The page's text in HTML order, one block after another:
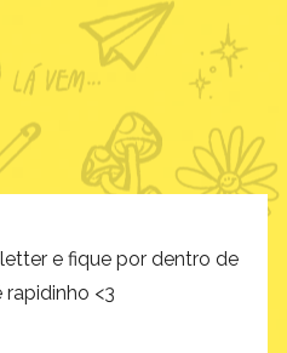
e fique por dentro de
rapidinho <3